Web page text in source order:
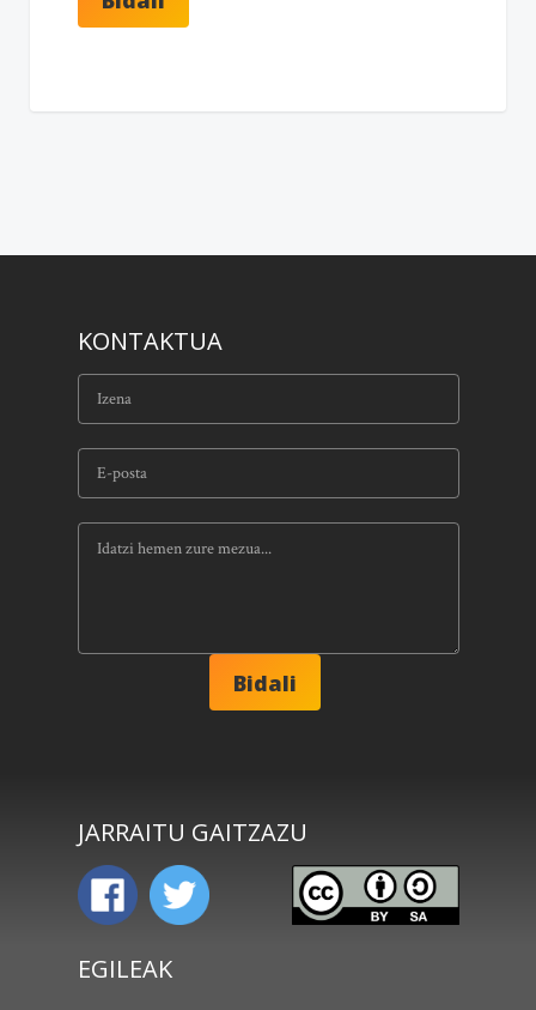
KONTAKTUA
JARRAITU GAITZAZU
EGILEAK